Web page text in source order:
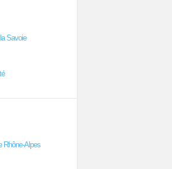
Savoie
Rhône-Alpes